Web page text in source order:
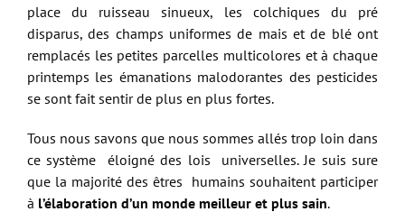
place du ruisseau sinueux, les colchiques du pré
disparus, des champs uniformes de mais et de blé ont
remplacés les petites parcelles multicolores et à chaque
printemps les émanations malodorantes des pesticides
se sont fait sentir de plus en plus fortes.
Tous nous savons que nous sommes allés trop loin dans
ce système éloigné des lois universelles. Je suis sure
que la majorité des êtres humains souhaitent participer
à l’élaboration d’un monde meilleur et plus sain.